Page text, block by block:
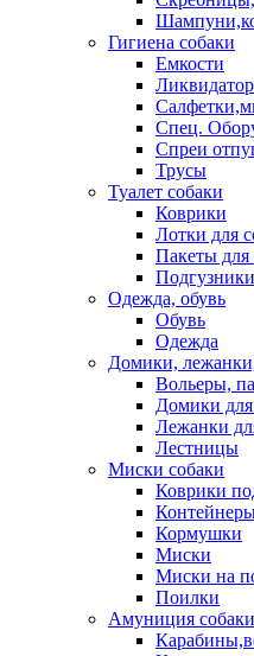
Гигиена собаки
Емкости
Спец.
Спреи
Трусы
Туалет собаки
Коврики
Лотки для
Пакеты для
Подгузники
Одежда, обувь
Обувь
Одежда
Домики,
Вольеры,
Домики для
Лежанки
Лестницы
Миски собаки
Коврики
Кормушки
Миски
Миски на
Поилки
Амуниция собаки